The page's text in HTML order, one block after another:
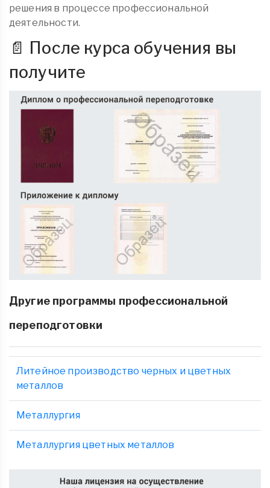
решения в процессе профессиональной
деятельности.
📄 После курса обучения вы
получите
Другие программы профессиональной
переподготовки
Литейное производство черных и цветных
металлов
Металлургия
Металлургия цветных металлов